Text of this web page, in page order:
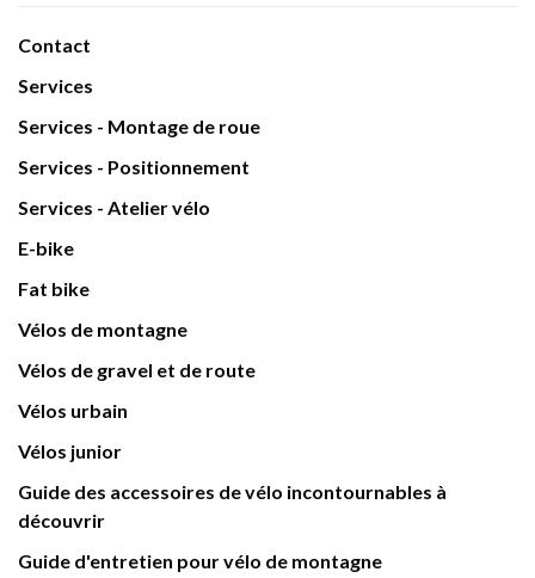
Contact
Services
Services - Montage de roue
Services - Positionnement
Services - Atelier vélo
E-bike
Fat bike
Vélos de montagne
Vélos de gravel et de route
Vélos urbain
Vélos junior
Guide des accessoires de vélo incontournables à
découvrir
Guide d'entretien pour vélo de montagne